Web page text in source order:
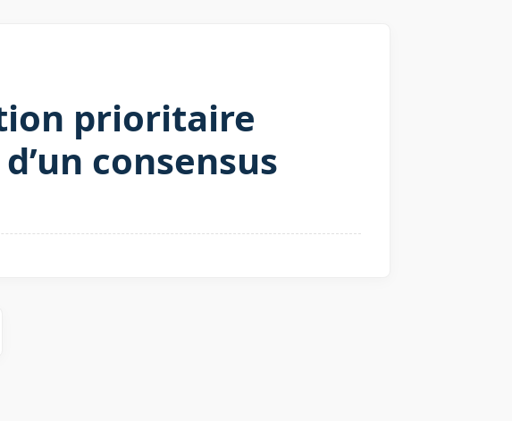
prioritaire
consensus